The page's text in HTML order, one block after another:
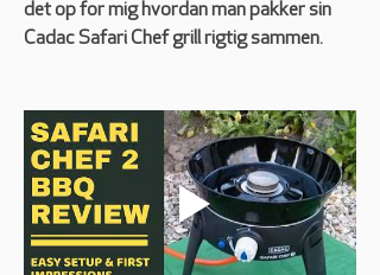
det op for mig hvordan man pakker sin
Cadac Safari Chef grill rigtig sammen.